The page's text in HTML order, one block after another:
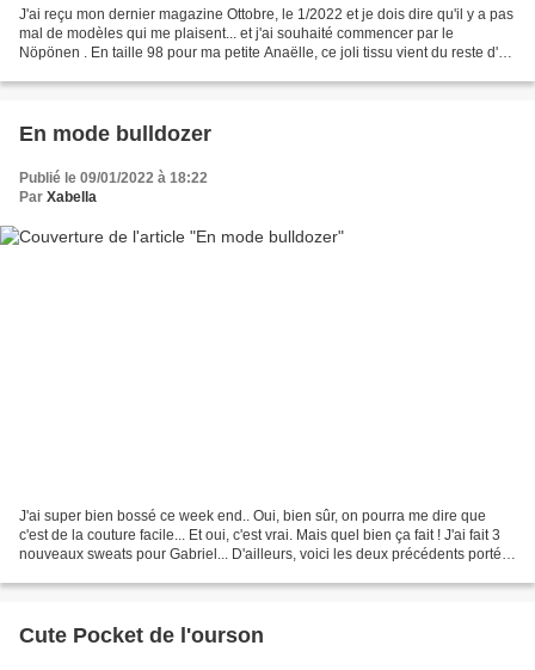
J'ai reçu mon dernier magazine Ottobre, le 1/2022 et je dois dire qu'il y a pas
mal de modèles qui me plaisent... et j'ai souhaité commencer par le
Nöpönen . En taille 98 pour ma petite Anaëlle, ce joli tissu vient du reste d'un
En mode bulldozer
Publié le 09/01/2022 à 18:22
Par Xabella
J'ai super bien bossé ce week end.. Oui, bien sûr, on pourra me dire que
c'est de la couture facile... Et oui, c'est vrai. Mais quel bien ça fait ! J'ai fait 3
nouveaux sweats pour Gabriel... D'ailleurs, voici les deux précédents portés.
Cute Pocket de l'ourson